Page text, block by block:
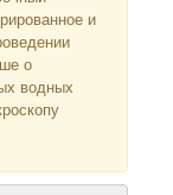
и
о
водных